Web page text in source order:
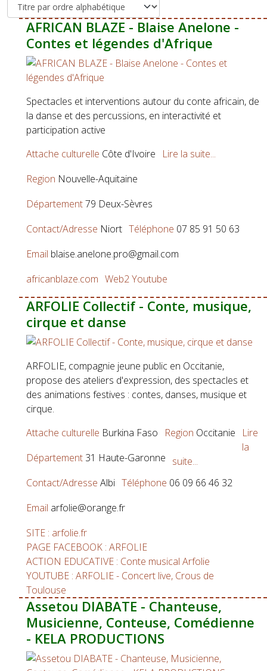
AFRICAN BLAZE - Blaise Anelone -
Contes et légendes d'Afrique
Spectacles et interventions autour du conte africain, de
la danse et des percussions, en interactivité et
participation active
Attache culturelle Côte d'Ivoire
Region Nouvelle-Aquitaine
Département79 Deux-Sèvres
Contact/Adresse Niort Téléphone 07 85 91 50 63
Email blaise.anelone.pro@gmail.com
africanblaze.com Web2Youtube
Lire la suite...
ARFOLIE Collectif - Conte, musique,
cirque et danse
ARFOLIE, compagnie jeune public en Occitanie,
propose des ateliers d'expression, des spectacles et
des animations festives : contes, danses, musique et
cirque.
Attache culturelle Burkina Faso Region Occitanie
Département 31 Haute-Garonne
Contact/Adresse Albi Téléphone 06 09 66 46 32
Email arfolie@orange.fr
SITE : arfolie.fr
PAGE FACEBOOK : ARFOLIE
ACTION EDUCATIVE : Conte musical Arfolie
YOUTUBE : ARFOLIE - Concert live, Crous de
Toulouse
Lire
la
suite...
Assetou DIABATE - Chanteuse,
Musicienne, Conteuse, Comédienne
- KELA PRODUCTIONS